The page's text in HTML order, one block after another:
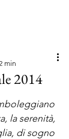
2014
min
la serenità,
di sogno